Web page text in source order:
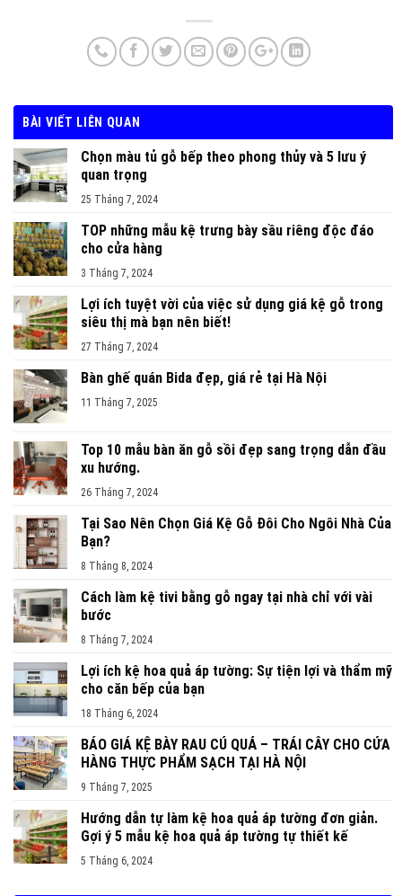
BÀI VIẾT LIÊN QUAN
Chọn màu tủ gỗ bếp theo phong thủy và 5 lưu ý
quan trọng
25 Tháng 7, 2024
TOP những mẫu kệ trưng bày sầu riêng độc đáo
cho cửa hàng
3 Tháng 7, 2024
Lợi ích tuyệt vời của việc sử dụng giá kệ gỗ trong
siêu thị mà bạn nên biết!
27 Tháng 7, 2024
Bàn ghế quán Bida đẹp, giá rẻ tại Hà Nội
11 Tháng 7, 2025
Top 10 mẫu bàn ăn gỗ sồi đẹp sang trọng dẫn đầu
xu hướng.
26 Tháng 7, 2024
Tại Sao Nên Chọn Giá Kệ Gỗ Đôi Cho Ngôi Nhà Của
Bạn?
8 Tháng 8, 2024
Cách làm kệ tivi bằng gỗ ngay tại nhà chỉ với vài
bước
8 Tháng 7, 2024
Lợi ích kệ hoa quả áp tường: Sự tiện lợi và thẩm mỹ
cho căn bếp của bạn
18 Tháng 6, 2024
BÁO GIÁ KỆ BÀY RAU CỦ QUẢ – TRÁI CÂY CHO CỬA
HÀNG THỰC PHẨM SẠCH TẠI HÀ NỘI
9 Tháng 7, 2025
Hướng dẫn tự làm kệ hoa quả áp tường đơn giản.
Gợi ý 5 mẫu kệ hoa quả áp tường tự thiết kế
5 Tháng 6, 2024